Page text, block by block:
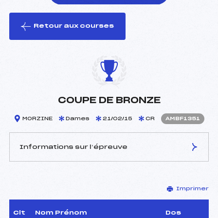
le ski
Retour aux courses
COUPE DE BRONZE
MORZINE Dames 21/02/15 CR AMBF1351
Informations sur l’épreuve
GEROLA ALAIN ()
Arbitre :
BOREL ALEXANDRE (MB)
Assistant :
Imprimer
Clt Nom Prénom Dos